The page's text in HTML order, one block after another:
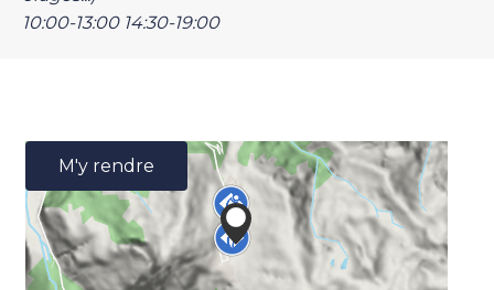
10:00-13:00 14:30-19:00
M'y rendre